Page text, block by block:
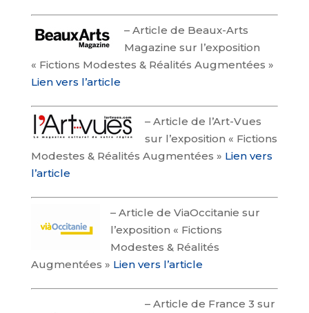
– Article de Beaux-Arts
Magazine sur l’exposition
« Fictions Modestes & Réalités Augmentées »
Lien vers l’article
– Article de l’Art-Vues
sur l’exposition « Fictions
Modestes & Réalités Augmentées » Lien vers
l’article
– Article de ViaOccitanie sur
l’exposition « Fictions
Modestes & Réalités
Augmentées » Lien vers l’article
– Article de France 3 sur